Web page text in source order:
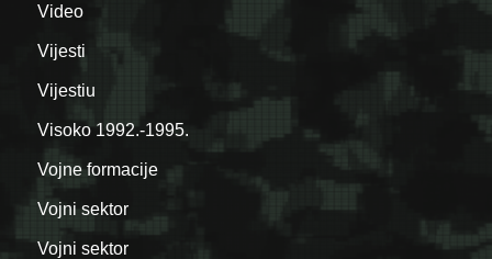
Video
Vijesti
Vijestiu
Visoko 1992.-1995.
Vojne formacije
Vojni sektor
Vojni sektor